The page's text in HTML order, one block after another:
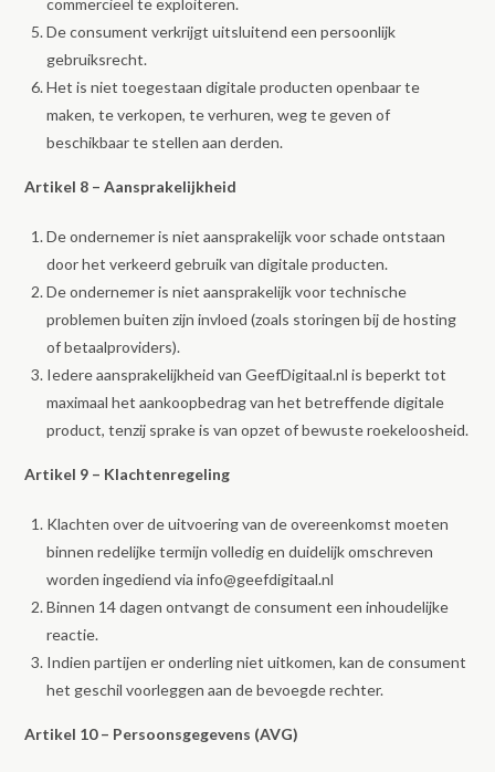
commercieel te exploiteren.
De consument verkrijgt uitsluitend een persoonlijk
gebruiksrecht.
Het is niet toegestaan digitale producten openbaar te
maken, te verkopen, te verhuren, weg te geven of
beschikbaar te stellen aan derden.
Artikel 8 – Aansprakelijkheid
De ondernemer is niet aansprakelijk voor schade ontstaan
door het verkeerd gebruik van digitale producten.
De ondernemer is niet aansprakelijk voor technische
problemen buiten zijn invloed (zoals storingen bij de hosting
of betaalproviders).
Iedere aansprakelijkheid van GeefDigitaal.nl is beperkt tot
maximaal het aankoopbedrag van het betreffende digitale
product, tenzij sprake is van opzet of bewuste roekeloosheid.
Artikel 9 – Klachtenregeling
Klachten over de uitvoering van de overeenkomst moeten
binnen redelijke termijn volledig en duidelijk omschreven
worden ingediend via info@geefdigitaal.nl
Binnen 14 dagen ontvangt de consument een inhoudelijke
reactie.
Indien partijen er onderling niet uitkomen, kan de consument
het geschil voorleggen aan de bevoegde rechter.
Artikel 10 – Persoonsgegevens (AVG)